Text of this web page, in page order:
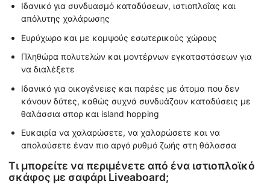
Ιδανικό για συνδυασμό καταδύσεων, ιστιοπλοΐας και
απόλυτης χαλάρωσης
Ευρύχωρο και με κομψούς εσωτερικούς χώρους
Πληθώρα πολυτελών και μοντέρνων εγκαταστάσεων για
να διαλέξετε
Ιδανικό για οικογένειες και παρέες με άτομα που δεν
κάνουν δύτες, καθώς συχνά συνδυάζουν καταδύσεις με
θαλάσσια σπορ και island hopping
Ευκαιρία να χαλαρώσετε, να χαλαρώσετε και να
απολαύσετε έναν πιο αργό ρυθμό ζωής στη θάλασσα
Τι μπορείτε να περιμένετε από ένα ιστιοπλοϊκό
σκάφος με σαφάρι Liveaboard;